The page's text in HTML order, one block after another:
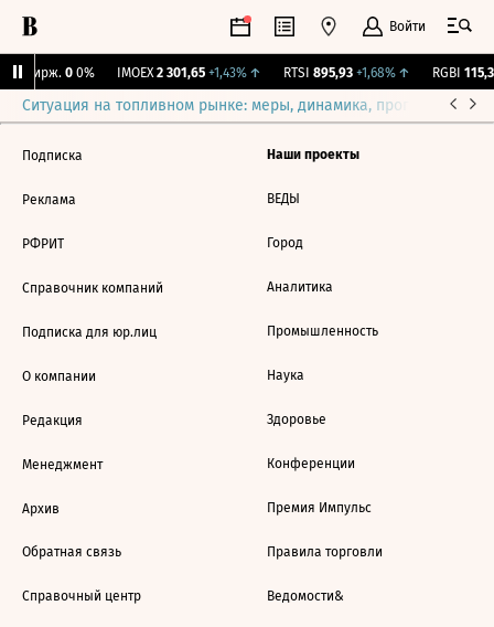
Войти
Бирж. 0 0% IMOEX 2 301,65 +1,43%↑ RTSI 895,93 +1,68%↑ RGBI 115,37
Ситуация на топливном рынке: меры, динамика, прогнозы
Подписка
Реклама
РФРИТ
Справочник компаний
Подписка для юр.лиц
О компании
Редакция
Менеджмент
Архив
Обратная связь
Справочный центр
Наши проекты
ВЕДЫ
Город
Аналитика
Промышленность
Наука
Здоровье
Конференции
Премия Импульс
Правила торговли
Ведомости&